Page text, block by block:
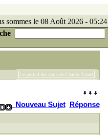
sommes le 08 Août 2026 - 05:24
Le portail des amis de Charles Trenet
Nouveau Sujet Réponse